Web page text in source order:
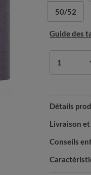
50/52
Guide des
1
Détails
Livraison
Conseils